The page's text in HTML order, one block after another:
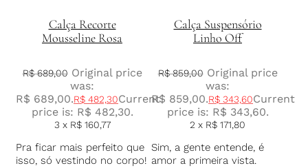
Calça Recorte
Mousseline Rosa
R$689,00 Original price
was:
R$ 689,00.R$ 482,30Current
price is: R$ 482,30.
3 x R$160,77
Pra ficar mais perfeito que
isso, só vestindo no corpo!
Calça Suspensório
Linho Off
R$859,00 Original price
was:
R$ 859,00.R$ 343,60Current
price is: R$ 343,60.
2 x R$ 171,80
Sim, a gente entende, é
amor a primeira vista.